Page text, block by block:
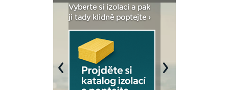
Vyberte si izolaci a pak
ji tady klidně poptejte ›
Previous Next